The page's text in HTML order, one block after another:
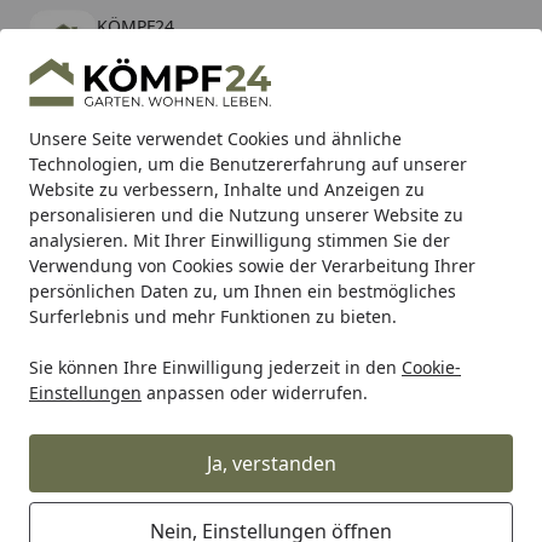
Unsere Seite verwendet Cookies und ähnliche
Technologien, um die Benutzererfahrung auf unserer
Website zu verbessern, Inhalte und Anzeigen zu
personalisieren und die Nutzung unserer Website zu
analysieren. Mit Ihrer Einwilligung stimmen Sie der
Verwendung von Cookies sowie der Verarbeitung Ihrer
persönlichen Daten zu, um Ihnen ein bestmögliches
Surferlebnis und mehr Funktionen zu bieten.
Sie können Ihre Einwilligung jederzeit in den Cookie-
Einstellungen anpassen oder widerrufen.
Ja, verstanden
Nein, Einstellungen öffnen
KÖMPF24
kostenlos - Im App Store
Hotline
Alle Produkte
Mein Konto
Suchen
Karibu Pools inkl. gratis Sandfilteranlage & Pool-
Starterset (Gesamtwert bis 468,99€)
Startseite
Sauna: Wellness für alle Sinne Saunaofen Bio Kombi
Infraworld Verdampferofen Hotline